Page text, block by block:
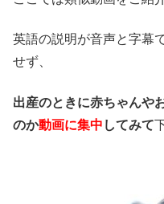
英語の説明が音声と字幕
せず、
出産のときに赤ちゃんや
のか動画に集中 してみて